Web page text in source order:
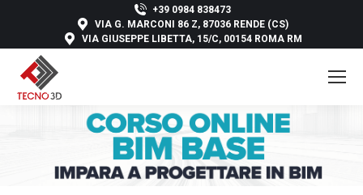
+39 0984 838473
VIA G. MARCONI 86 Z, 87036 RENDE (CS)
VIA GIUSEPPE LIBETTA, 15/C, 00154 ROMA RM